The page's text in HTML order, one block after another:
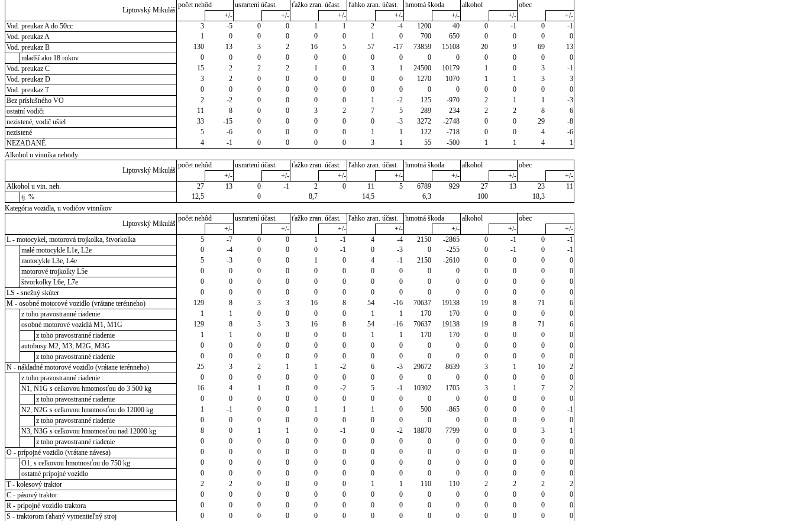
Liptovský Mikuláš
počet nehôd usmrtení účast. ťažko zran. účast. ľahko zran. účast. hmotná škoda alkohol
obec
+/-
+/- +/- +/- +/- +/-
+/-
Vod. preukaz A do 50cc
3 -5 0 0 1 1 2 -4 1200 40 0 -1 0
-1
Vod. preukaz A
1 0 0 0 0 0 1 0 700 650 0 0 0
0
Vod. preukaz B
130 13 3 2 16 5 57 -17 73859 15108 20 9 69
13
mladší ako 18 rokov
0 0 0 0 0 0 0 0 0 0 0 0 0
0
Vod. preukaz C
15 2 2 2 1 0 3 1 24500 10179 1 0 3
-1
Vod. preukaz D
3 2 0 0 0 0 0 0 1270 1070 1 1 3
3
Vod. preukaz T
0 0 0 0 0 0 0 0 0 0 0 0 0
0
Bez príslušného VO
2 -2 0 0 0 0 1 -2 125 -970 2 1 1
-3
ostatní vodiči
11 8 0 0 3 2 7 5 289 234 2 2 8
6
nezistené, vodič ušiel
33 -15 0 0 0 0 0 -3 3272 -2748 0 0 29
-8
nezistené
5 -6 0 0 0 0 1 1 122 -718 0 0 4
-6
NEZADANÉ
4 -1 0 0 0 0 3 1 55 -500 1 1 4
1
Alkohol u vinníka nehody
Liptovský Mikuláš
počet nehôd usmrtení účast. ťažko zran. účast. ľahko zran. účast. hmotná škoda alkohol
obec
+/-
+/- +/- +/- +/- +/-
+/-
Alkohol u vin. neh.
27 13 0 -1 2 0 11 5 6789 929 27 13 23
11
tj. %
12,5 0 8,7 14,5 6,3 100
18,3
Kategória vozidla, u vodičov vinníkov
Liptovský Mikuláš
počet nehôd usmrtení účast. ťažko zran. účast. ľahko zran. účast. hmotná škoda alkohol
obec
+/-
+/- +/- +/- +/- +/-
+/-
L - motocykel, motorová trojkolka, štvorkolka
5 -7 0 0 1 -1 4 -4 2150 -2865 0 -1 0
-1
malé motocykle L1e, L2e
0 -4 0 0 0 -1 0 -3 0 -255 0 -1 0
-1
motocykle L3e, L4e
5 -3 0 0 1 0 4 -1 2150 -2610 0 0 0
0
motorové trojkolky L5e
0 0 0 0 0 0 0 0 0 0 0 0 0
0
štvorkolky L6e, L7e
0 0 0 0 0 0 0 0 0 0 0 0 0
0
LS - snežný skúter
0 0 0 0 0 0 0 0 0 0 0 0 0
0
M - osobné motorové vozidlo (vrátane terénneho)
129 8 3 3 16 8 54 -16 70637 19138 19 8 71
6
z toho pravostranné riadenie
1 1 0 0 0 0 1 1 170 170 0 0 0
0
osobné motorové vozidlá M1, M1G
129 8 3 3 16 8 54 -16 70637 19138 19 8 71
6
z toho pravostranné riadenie
1 1 0 0 0 0 1 1 170 170 0 0 0
0
autobusy M2, M3, M2G, M3G
0 0 0 0 0 0 0 0 0 0 0 0 0
0
z toho pravostranné riadenie
0 0 0 0 0 0 0 0 0 0 0 0 0
0
N - nákladné motorové vozidlo (vrátane terénneho)
25 3 2 1 1 -2 6 -3 29672 8639 3 1 10
2
z toho pravostranné riadenie
0 0 0 0 0 0 0 0 0 0 0 0 0
0
N1, N1G s celkovou hmotnosťou do 3 500 kg
16 4 1 0 0 -2 5 -1 10302 1705 3 1 7
2
z toho pravostranné riadenie
0 0 0 0 0 0 0 0 0 0 0 0 0
0
N2, N2G s celkovou hmotnosťou do 12000 kg
1 -1 0 0 1 1 1 0 500 -865 0 0 0
-1
z toho pravostranné riadenie
0 0 0 0 0 0 0 0 0 0 0 0 0
0
N3, N3G s celkovou hmotnosťou nad 12000 kg
8 0 1 1 0 -1 0 -2 18870 7799 0 0 3
1
z toho pravostranné riadenie
0 0 0 0 0 0 0 0 0 0 0 0 0
0
O - prípojné vozidlo (vrátane návesa)
0 0 0 0 0 0 0 0 0 0 0 0 0
0
O1, s celkovou hmotnosťou do 750 kg
0 0 0 0 0 0 0 0 0 0 0 0 0
0
ostatné prípojné vozidlo
0 0 0 0 0 0 0 0 0 0 0 0 0
0
T - kolesový traktor
2 2 0 0 0 0 1 1 110 110 2 2 2
2
C - pásový traktor
0 0 0 0 0 0 0 0 0 0 0 0 0
0
R - prípojné vozidlo traktora
0 0 0 0 0 0 0 0 0 0 0 0 0
0
S - traktorom ťahaný vymeniteľný stroj
0 0 0 0 0 0 0 0 0 0 0 0 0
0